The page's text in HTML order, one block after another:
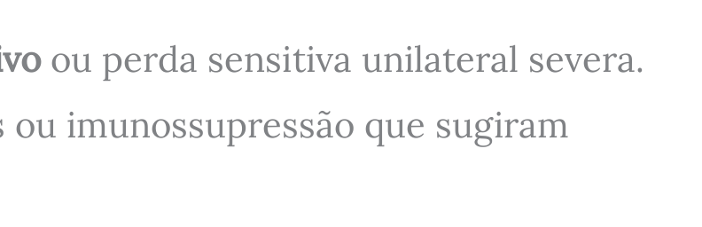
ou perda sensitiva unilateral severa.
ou imunossupressão que sugiram